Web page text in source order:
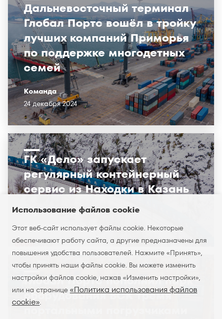
Дальневосточный терминал
Глобал Портс вошёл в тройку
лучших компаний Приморья
по поддержке многодетных
семей
Команда
24 декабря 2024
ГК «Дело» запускает
регулярный контейнерный
сервис из Находки в Казань
Партнёры и клиенты
19 февраля 2024
Глобал Портс пополнил парк
оборудования ВСК тремя
портальными погрузчиками
Использование файлов cookie
Этот веб-сайт использует файлы cookie. Некоторые
обеспечивают работу сайта, а другие предназначены для
повышения удобства пользователей. Нажмите «Принять»,
чтобы принять наши файлы cookie. Вы можете изменить
настройки файлов cookie, нажав «Изменить настройки»,
или на странице «Политика использования файлов
cookie».